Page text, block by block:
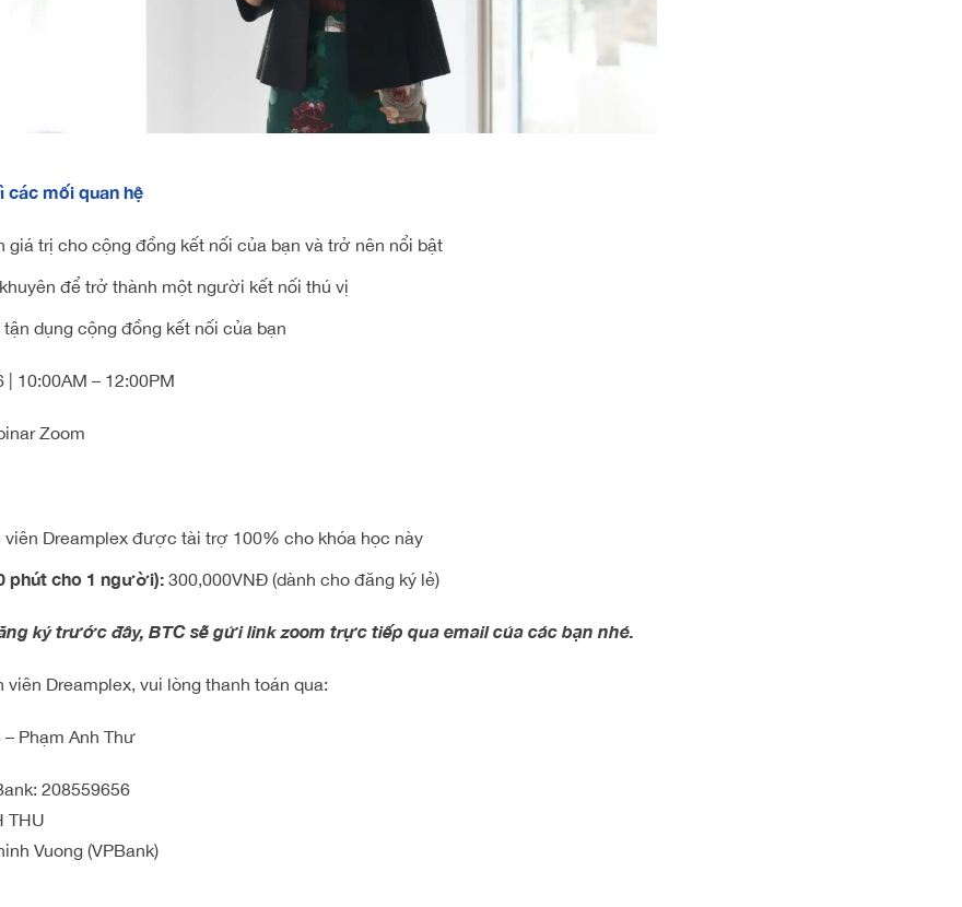
các mối quan hệ
giá trị cho cộng đồng kết nối của bạn và trở nên nổi bật
để trở thành một người kết nối thú vị
dụng cộng đồng kết nối của bạn
10:00AM – 12:00PM
Zoom
Dreamplex được tài trợ 100% cho khóa học này
phút cho 1 người):300,000VNĐ (dành cho đăng ký lẻ)
ký trước đây, BTC sẽ gửi link zoom trực tiếp qua email của các bạn nhé.
viên Dreamplex, vui lòng thanh toán qua:
Phạm Anh Thư
208559656
THU
Vuong (VPBank)